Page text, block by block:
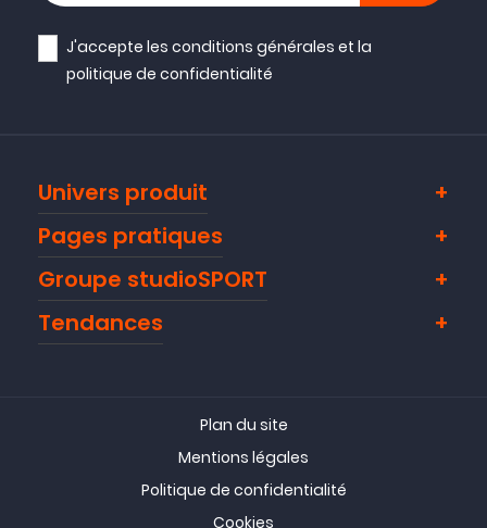
J'accepte lesconditions générales et la
politique de confidentialité
Univers produit
Pages pratiques
Groupe studioSPORT
Tendances
Plan du site
Mentions légales
Politique de confidentialité
Cookies